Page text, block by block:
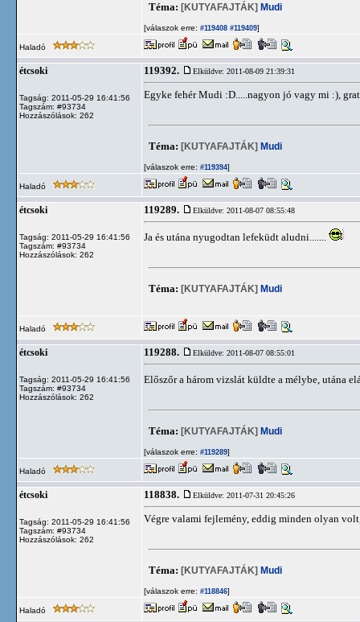
Téma: [KUTYAFAJTÁK] Mudi
[válaszok erre: #119408 #119409]
Haladó
étcsoki
Tagság: 2011-05-29 16:41:56
Tagszám: #93734
Hozzászólások: 262
119392. Elküldve: 2011-08-09 21:39:31
Egyke fehér Mudi :D.....nagyon jó vagy mi :),
Téma: [KUTYAFAJTÁK] Mudi
[válaszok erre: #119394]
Haladó
étcsoki
Tagság: 2011-05-29 16:41:56
Tagszám: #93734
Hozzászólások: 262
119289. Elküldve: 2011-08-07 08:55:48
Ja és utána nyugodtan lefeküdt aludni.......
Téma: [KUTYAFAJTÁK] Mudi
Haladó
étcsoki
Tagság: 2011-05-29 16:41:56
Tagszám: #93734
Hozzászólások: 262
119288. Elküldve: 2011-08-07 08:55:01
Előszőr a három vizslát küldte a mélybe, utána
Téma: [KUTYAFAJTÁK] Mudi
[válaszok erre: #119289]
Haladó
étcsoki
Tagság: 2011-05-29 16:41:56
Tagszám: #93734
Hozzászólások: 262
118838. Elküldve: 2011-07-31 20:45:26
Végre valami fejlemény, eddig minden olyan
Téma: [KUTYAFAJTÁK] Mudi
[válaszok erre: #118846]
Haladó